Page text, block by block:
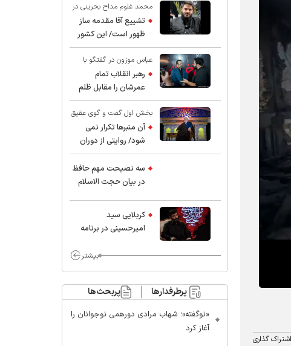
اشتراک گذاری
محمد غلوم مداح بحرینی در
گفت و گو با عقیق:
تشییع آقا مقدمه ساز
ظهور است/ این کشور
صاحب دارد
عباس موزون در گفتگو با
عقیق:رهبر انقلاب تمام
عمرشان را مقابل ظلم
ایستادند پس نباید از
شهادت ایشان شگفت
زده شد
بخش اول گفت و گوی عقیق
با استاد حسین انصاریان:
آن منبرها تکرار نمی
شود/ روایتی از دوران
کودکی و نوجوانی این
واعظ بزرگ و نویسنده و
پژوهشگر جهان اسلام
سه نصیحت مهم حافظ
در بیان حجت الاسلام
کربلایی سید
امیر‌حسینی در برنامه
محسن چاوشی چه
مراقب ماست/ مردم
دهن تفرقه افکنان بزنند
بیشتر
پرطرفدارها پربحث‌ها
«نوگفته»؛ شهاب مرادی دورهمی نوجوانان را
آغاز کرد